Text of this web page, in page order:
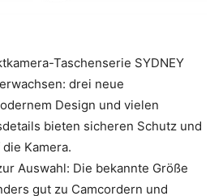
Taschenserie SYDNEY
drei neue
Design und vielen
bieten sicheren Schutz und
Kamera.
Auswahl: Die bekannte Größe
gut zu Camcordern und